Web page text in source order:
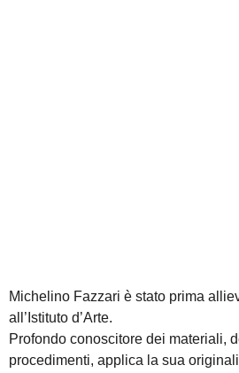
Michelino Fazzari è stato prima
all’Istituto d’Arte.
Profondo conoscitore dei materiali,
procedimenti, applica la sua